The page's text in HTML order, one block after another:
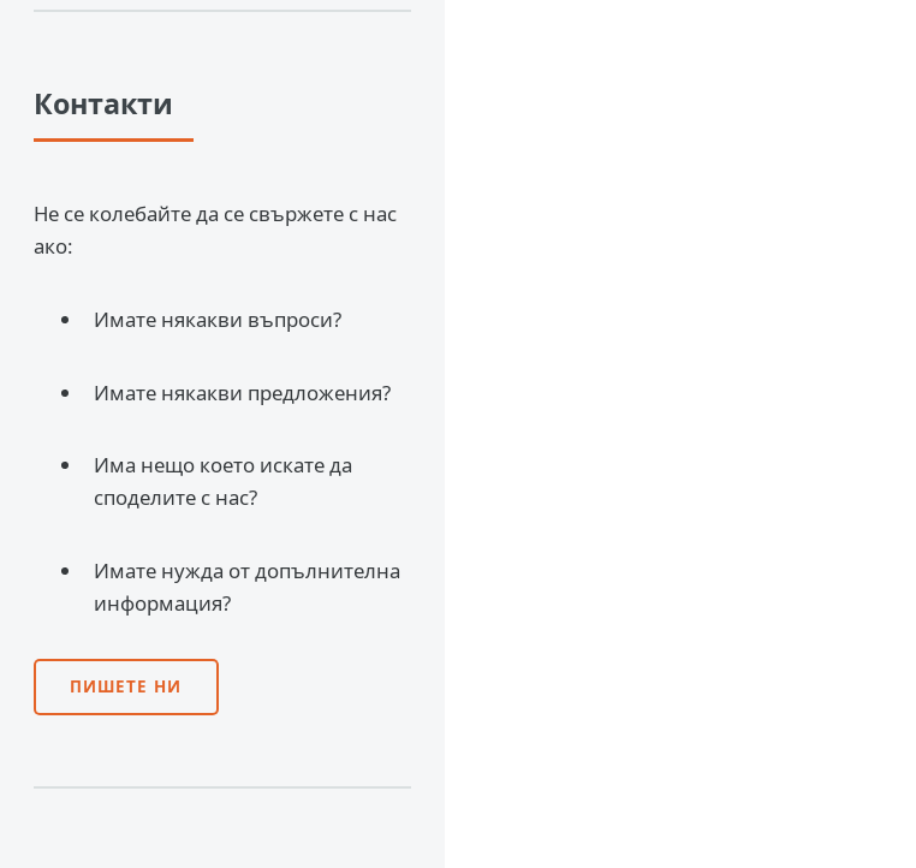
Контакти
Не се колебайте да се свържете с нас
ако:
Имате някакви въпроси?
Имате някакви предложения?
Има нещо което искате да
споделите с нас?
Имате нужда от допълнителна
информация?
ПИШЕТЕ НИ